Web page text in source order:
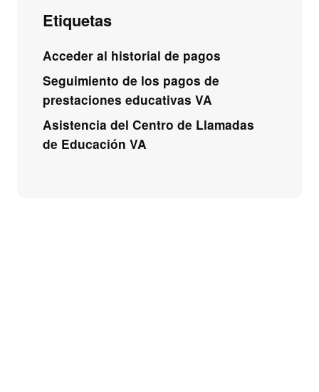
Etiquetas
Acceder al historial de pagos
Seguimiento de los pagos de
prestaciones educativas VA
Asistencia del Centro de Llamadas
de Educación VA